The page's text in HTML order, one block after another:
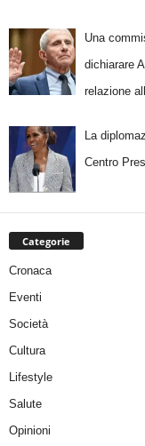
Una
dichiarare
relazione
La
Centro
Categorie
Cronaca
Eventi
Società
Cultura
Lifestyle
Salute
Opinioni